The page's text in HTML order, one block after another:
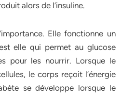
alors de l’insuline.
Elle fonctionne un
elle qui permet au glucose
pour les nourrir. Lorsque le
le corps reçoit l’énergie
se développe lorsque le